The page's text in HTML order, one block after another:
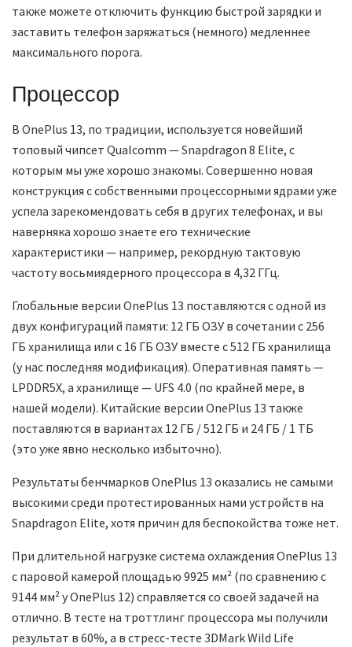
также можете отключить функцию быстрой зарядки и
заставить телефон заряжаться (немного) медленнее
максимального порога.
Процессор
В OnePlus 13, по традиции, используется новейший
топовый чипсет Qualcomm — Snapdragon 8 Elite, с
которым мы уже хорошо знакомы. Совершенно новая
конструкция с собственными процессорными ядрами уже
успела зарекомендовать себя в других телефонах, и вы
наверняка хорошо знаете его технические
характеристики — например, рекордную тактовую
частоту восьмиядерного процессора в 4,32 ГГц.
Глобальные версии OnePlus 13 поставляются с одной из
двух конфигураций памяти: 12 ГБ ОЗУ в сочетании с 256
ГБ хранилища или с 16 ГБ ОЗУ вместе с 512 ГБ хранилища
(у нас последняя модификация). Оперативная память —
LPDDR5X, а хранилище — UFS 4.0 (по крайней мере, в
нашей модели). Китайские версии OnePlus 13 также
поставляются в вариантах 12 ГБ / 512 ГБ и 24 ГБ / 1 ТБ
(это уже явно несколько избыточно).
Результаты бенчмарков OnePlus 13 оказались не самыми
высокими среди протестированных нами устройств на
Snapdragon Elite, хотя причин для беспокойства тоже нет.
При длительной нагрузке система охлаждения OnePlus 13
с паровой камерой площадью 9925 мм² (по сравнению с
9144 мм² у OnePlus 12) справляется со своей задачей на
отлично. В тесте на троттлинг процессора мы получили
результат в 60%, а в стресс-тесте 3DMark Wild Life